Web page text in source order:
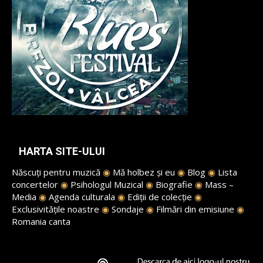
HARTA SITE-ULUI
Născuți pentru muzică ◉ Mă holbez și eu ◉ Blog ◉ Lista
concertelor ◉ Psihologul Muzical ◉ Biografie ◉ Mass –
Media ◉ Agenda culturala ◉ Ediții de colecție ◉
Exclusivitățile noastre ◉ Sondaje ◉ Filmări din emisiune ◉
Romania canta